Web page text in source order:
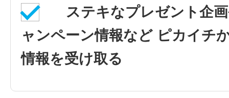
ステキなプレゼント企
ャンペーン情報など ピカイチ
情報を受け取る